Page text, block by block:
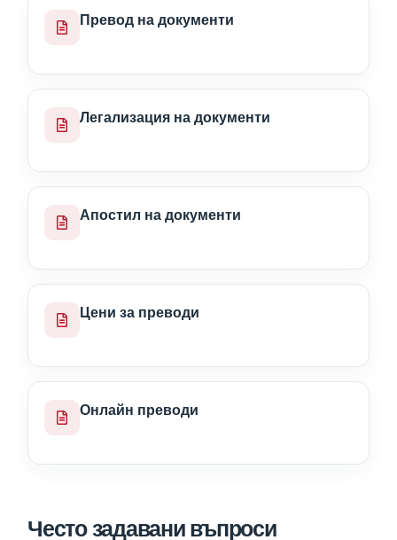
Превод на документи
Легализация на документи
Апостил на документи
Цени за преводи
Онлайн преводи
Често задавани въпроси